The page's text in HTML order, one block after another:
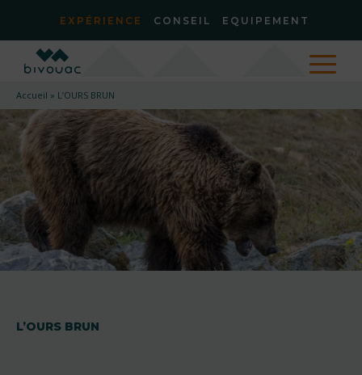
EXPÉRIENCE CONSEIL EQUIPEMENT
Accueil » L’OURS BRUN
L’OURS BRUN